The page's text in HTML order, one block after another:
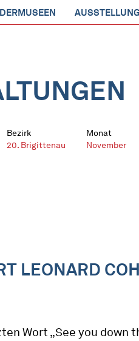
Bezirk
20. Brigittenau
Monat
November
LEONARD
Wort „See you down